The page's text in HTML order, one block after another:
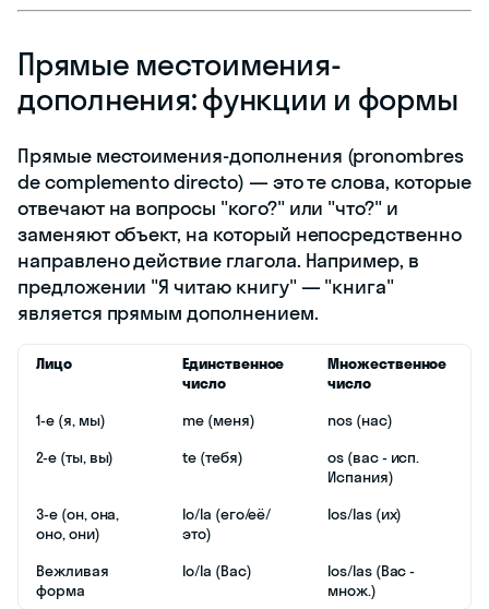
Прямые местоимения-
дополнения: функции и формы
Прямые местоимения-дополнения (pronombres
de complemento directo) — это те слова, которые
отвечают на вопросы "кого?" или "что?" и
заменяют объект, на который непосредственно
направлено действие глагола. Например, в
предложении "Я читаю книгу" — "книга"
является прямым дополнением.
Лицо
Единственное
число
Множественное
число
1-е (я, мы)
me (меня)
nos (нас)
2-е (ты, вы)
te (тебя)
os (вас - исп.
Испания)
3-е (он, она,
оно, они)
lo/la (его/её/
это)
los/las (их)
Вежливая
форма
lo/la (Вас)
los/las (Вас -
множ.)